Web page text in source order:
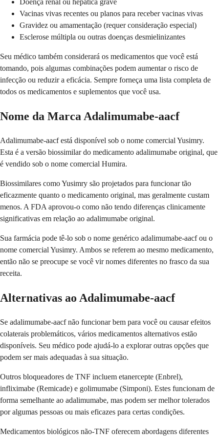
Doença renal ou hepática grave
Vacinas vivas recentes ou planos para receber vacinas vivas
Gravidez ou amamentação (requer consideração especial)
Esclerose múltipla ou outras doenças desmielinizantes
Seu médico também considerará os medicamentos que você está
tomando, pois algumas combinações podem aumentar o risco de
infecção ou reduzir a eficácia. Sempre forneça uma lista completa de
todos os medicamentos e suplementos que você usa.
Nome da Marca Adalimumabe-aacf
Adalimumabe-aacf está disponível sob o nome comercial Yusimry.
Esta é a versão biossimilar do medicamento adalimumabe original, que
é vendido sob o nome comercial Humira.
Biossimilares como Yusimry são projetados para funcionar tão
eficazmente quanto o medicamento original, mas geralmente custam
menos. A FDA aprovou-o como não tendo diferenças clinicamente
significativas em relação ao adalimumabe original.
Sua farmácia pode tê-lo sob o nome genérico adalimumabe-aacf ou o
nome comercial Yusimry. Ambos se referem ao mesmo medicamento,
então não se preocupe se você vir nomes diferentes no frasco da sua
receita.
Alternativas ao Adalimumabe-aacf
Se adalimumabe-aacf não funcionar bem para você ou causar efeitos
colaterais problemáticos, vários medicamentos alternativos estão
disponíveis. Seu médico pode ajudá-lo a explorar outras opções que
podem ser mais adequadas à sua situação.
Outros bloqueadores de TNF incluem etanercepte (Enbrel),
infliximabe (Remicade) e golimumabe (Simponi). Estes funcionam de
forma semelhante ao adalimumabe, mas podem ser melhor tolerados
por algumas pessoas ou mais eficazes para certas condições.
Medicamentos biológicos não-TNF oferecem abordagens diferentes